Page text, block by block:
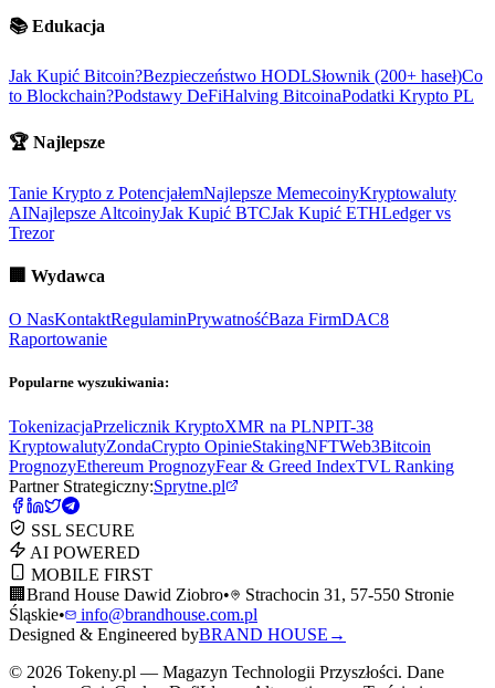
📚 Edukacja
Jak Kupić Bitcoin?Bezpieczeństwo HODLSłownik (200+ haseł)Co
to Blockchain?Podstawy DeFiHalving BitcoinaPodatki Krypto PL
🏆 Najlepsze
Tanie Krypto z PotencjałemNajlepsze MemecoinyKryptowaluty
AINajlepsze AltcoinyJak Kupić BTCJak Kupić ETHLedger vs
Trezor
🏢 Wydawca
O NasKontaktRegulaminPrywatnośćBaza FirmDAC8
Raportowanie
Popularne wyszukiwania:
TokenizacjaPrzelicznik KryptoXMR na PLNPIT-38
KryptowalutyZondaCrypto OpinieStakingNFTWeb3Bitcoin
PrognozyEthereum PrognozyFear & Greed IndexTVL Ranking
Partner Strategiczny:Sprytne.pl
SSL SECURE
AI POWERED
MOBILE FIRST
🏢 Brand House Dawid Ziobro•
Strachocin 31, 57-550 Stronie
Śląskie•
info@brandhouse.com.pl
Designed & Engineered byBRAND HOUSE →
© 2026 Tokeny.pl — Magazyn Technologii Przyszłości. Dane